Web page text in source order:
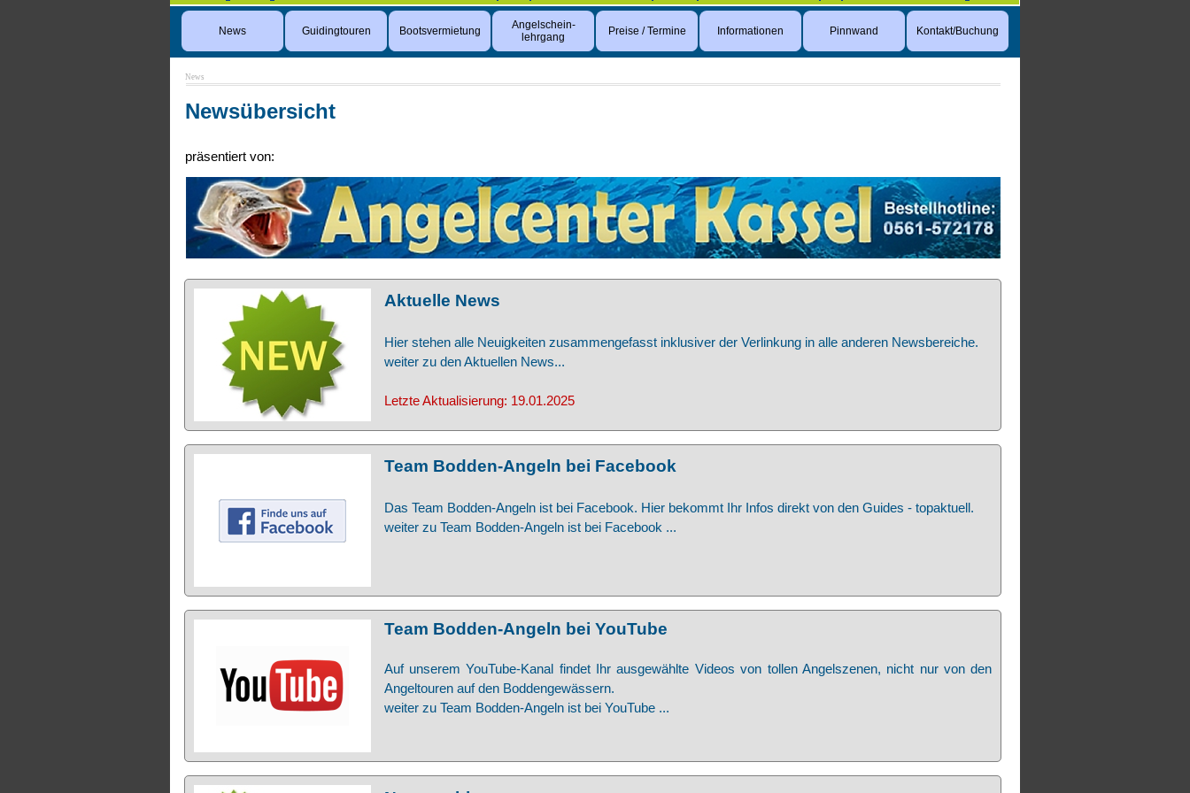
News Guidingtouren Bootsvermietung
Angelschein-
lehrgang
Preise / Termine Informationen Pinnwand Kontakt/Buchung
News
Newsübersicht
präsentiert von:
Aktuelle News
Hier stehen alle Neuigkeiten zusammengefasst inklusiver der Verlinkung in alle anderen Newsbereiche.
weiter zu den Aktuellen News...
Letzte Aktualisierung: 19.01.2025
Team Bodden-Angeln bei Facebook
Das Team Bodden-Angeln ist bei Facebook. Hier bekommt Ihr Infos direkt von den Guides - topaktuell.
weiter zu Team Bodden-Angeln ist bei Facebook ...
Team Bodden-Angeln bei YouTube
Auf unserem YouTube-Kanal findet Ihr ausgewählte Videos von tollen Angelszenen, nicht nur von den
Angeltouren auf den Boddengewässern.
weiter zu Team Bodden-Angeln ist bei YouTube ...